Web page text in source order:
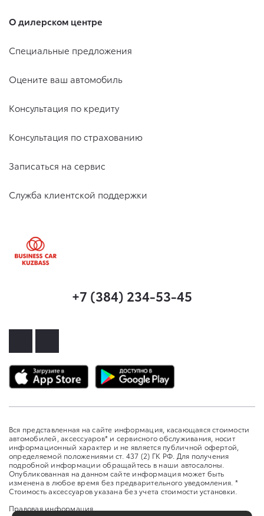
О дилерском центре
Специальные предложения
Оцените ваш автомобиль
Консультация по кредиту
Консультация по страхованию
Записаться на сервис
Служба клиентской поддержки
+7 (384) 234-53-45
Вся представленная на сайте информация, касающаяся стоимости
автомобилей, аксессуаров* и сервисного обслуживания, носит
информационный характер и не является публичной офертой,
определяемой положениями ст. 437 (2) ГК РФ. Для получения
подробной информации обращайтесь в наши автосалоны.
Опубликованная на данном сайте информация может быть
изменена в любое время без предварительного уведомления. *
Стоимость аксессуаров указана без учета стоимости установки.
Правовая информация